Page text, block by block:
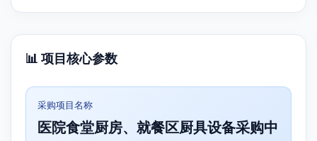
📊 项目核心参数
采购项目名称
医院食堂厨房、就餐区厨具设备采购中